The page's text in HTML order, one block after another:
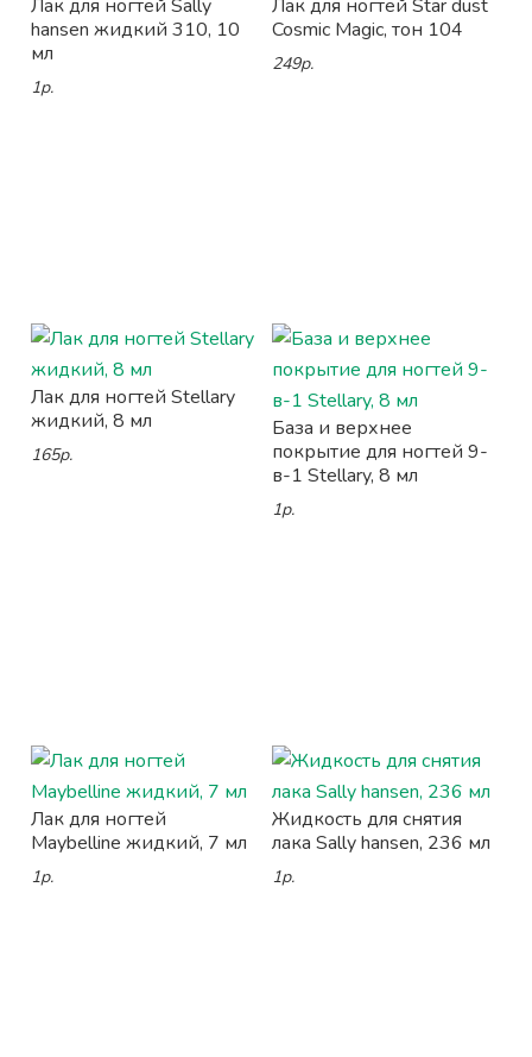
Лак для ногтей Sally
hansen жидкий 310, 10
мл
1р.
Лак для ногтей Star dust
Cosmic Magic, тон 104
249р.
Лак для ногтей Stellary
жидкий, 8 мл
165р.
База и верхнее
покрытие для ногтей 9-
в-1 Stellary, 8 мл
1р.
Лак для ногтей
Maybelline жидкий, 7 мл
1р.
Жидкость для снятия
лака Sally hansen, 236 мл
1р.